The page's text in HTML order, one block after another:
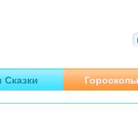
путешествия
Сказки Гороскопы